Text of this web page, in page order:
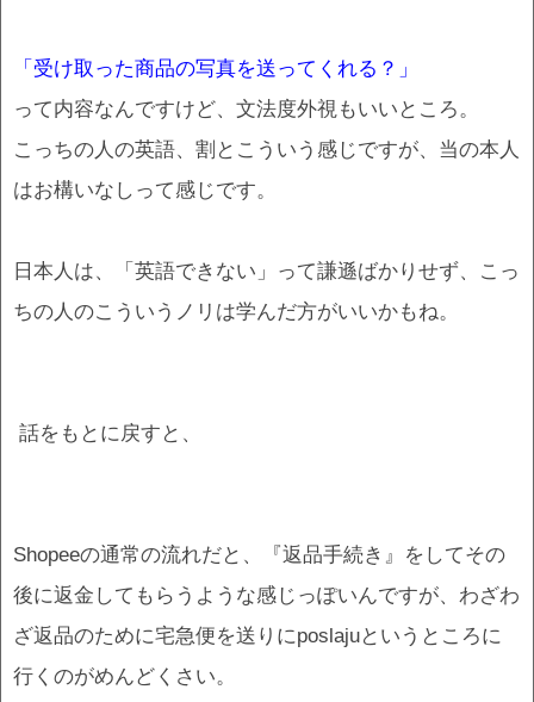
「受け取った商品の写真を送ってくれる？」
って内容なんですけど、文法度外視もいいところ。
こっちの人の英語、割とこういう感じですが、当の本人
はお構いなしって感じです。
日本人は、「英語できない」って謙遜ばかりせず、こっ
ちの人のこういうノリは学んだ方がいいかもね。
話をもとに戻すと、
Shopeeの通常の流れだと、『返品手続き』をしてその
後に返金してもらうような感じっぽいんですが、わざわ
ざ返品のために宅急便を送りにposlajuというところに
行くのがめんどくさい。